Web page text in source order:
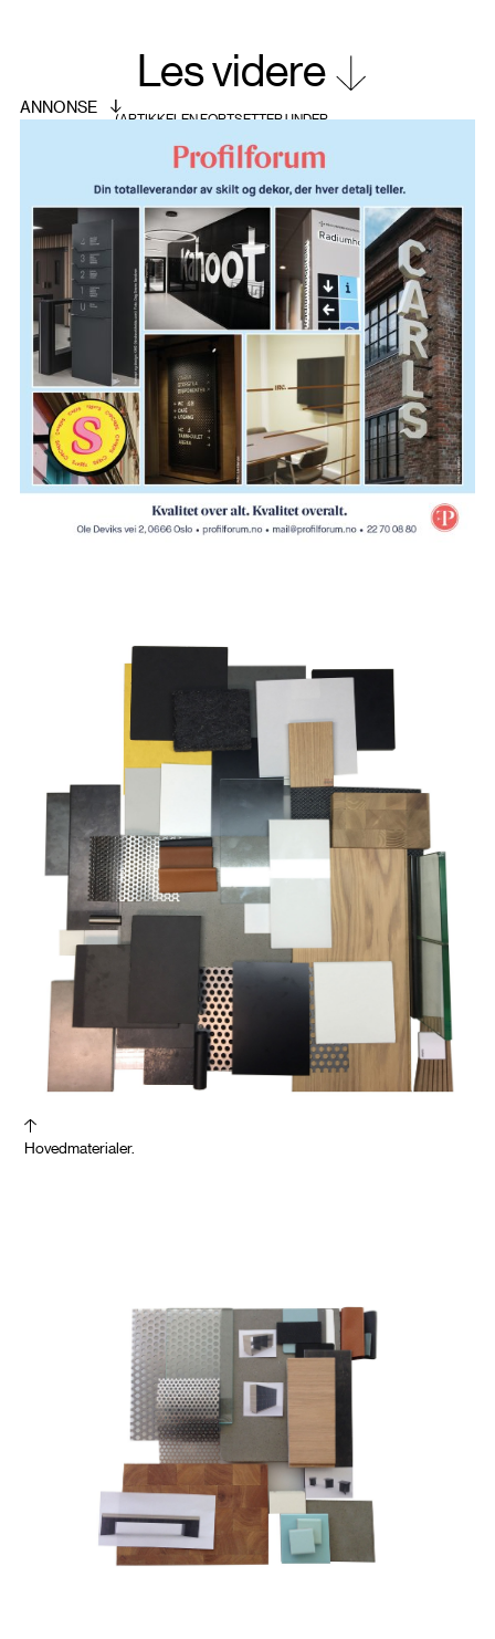
i minst mulig grad skal hemme tilgjengeligheten
for publikum.
Bevaring, konservering, forskning og formidling
av samlingene var hovedanliggende for det nye
museet. Våre møbleringsplaner inneholder derfor
alt fra vaskemaskiner for moppevask til
spesialmaskiner for fernissering. Det har vært en
stor jobb og mange revisjoner underveis.
Les videre
Hovedmaterialer.